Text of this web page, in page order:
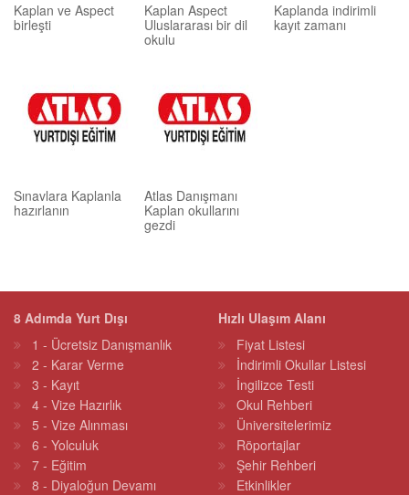
Kaplan ve Aspect
birleşti
Kaplan Aspect
Uluslararası bir dil
okulu
Kaplanda indirimli
kayıt zamanı
Sınavlara Kaplanla
hazırlanın
Atlas Danışmanı
Kaplan okullarını
gezdi
8 Adımda Yurt Dışı
1 - Ücretsiz Danışmanlık
2 - Karar Verme
3 - Kayıt
4 - Vize Hazırlık
5 - Vize Alınması
6 - Yolculuk
7 - Eğitim
8 - Diyaloğun Devamı
Hızlı Ulaşım Alanı
Fiyat Listesi
İndirimli Okullar Listesi
İngilizce Testi
Okul Rehberi
Üniversitelerimiz
Röportajlar
Şehir Rehberi
Etkinlikler